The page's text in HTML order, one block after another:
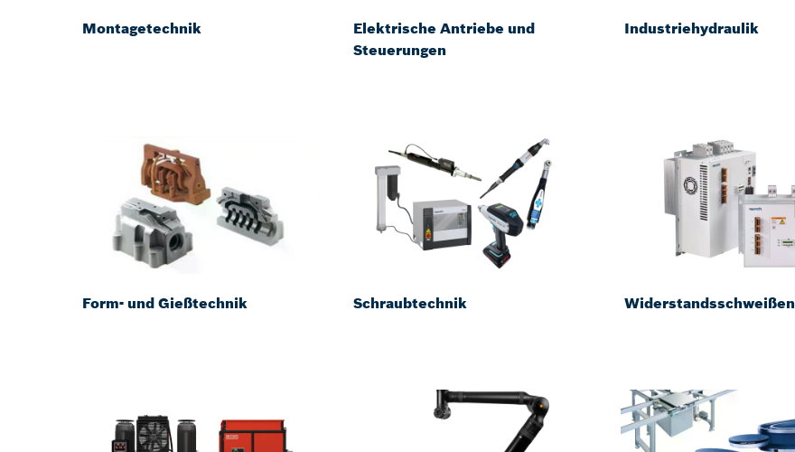
Montagetechnik
Elektrische Antriebe und
Steuerungen
Industriehydraulik
Form- und Gießtechnik Schraubtechnik Widerstandsschweißen